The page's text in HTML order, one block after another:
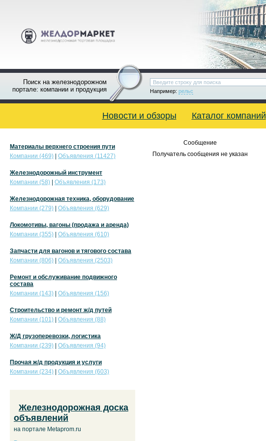
Поиск на железнодорожном
портале: компании и продукция
Например: рельс
Новости и обзоры Каталог компаний
Сообщение
Получатель сообщения не указан
Материалы верхнего строения пути
Компании (469)
Объявления (11427)
Железнодорожный инструмент
Компании (58)
Объявления (173)
Железнодорожная техника, оборудование
Компании (279)
Объявления (629)
Локомотивы, вагоны (продажа и аренда)
Компании (355)
Объявления (610)
Запчасти для вагонов и тягового состава
Компании (806)
Объявления (2503)
Ремонт и обслуживание подвижного
состава
Компании (143)
Объявления (156)
Строительство и ремонт ж/д путей
Компании (101)
Объявления (88)
Ж/Д грузоперевозки, логистика
Компании (239)
Объявления (94)
Прочая ж/д продукция и услуги
Компании (234)
Объявления (603)
Железнодорожная доска
объявлений
на портале Metaprom.ru